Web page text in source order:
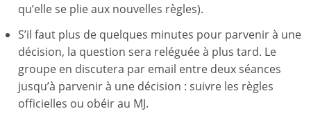
qu’elle se plie aux nouvelles règles).
S’il faut plus de quelques minutes pour parvenir à une
décision, la question sera reléguée à plus tard. Le
groupe en discutera par email entre deux séances
jusqu’à parvenir à une décision : suivre les règles
officielles ou obéir au MJ.